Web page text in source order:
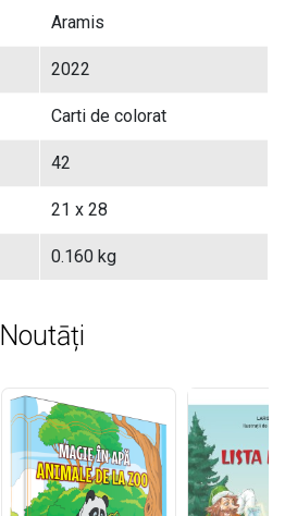
Aramis
2022
Carti de colorat
42
21 x 28
0.160 kg
Noutāți